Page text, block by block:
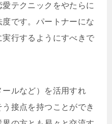
テクニックをやたらに
です。パートナーにな
行するようにすべきで
ルなど）を活用すれ
接点を持つことができ